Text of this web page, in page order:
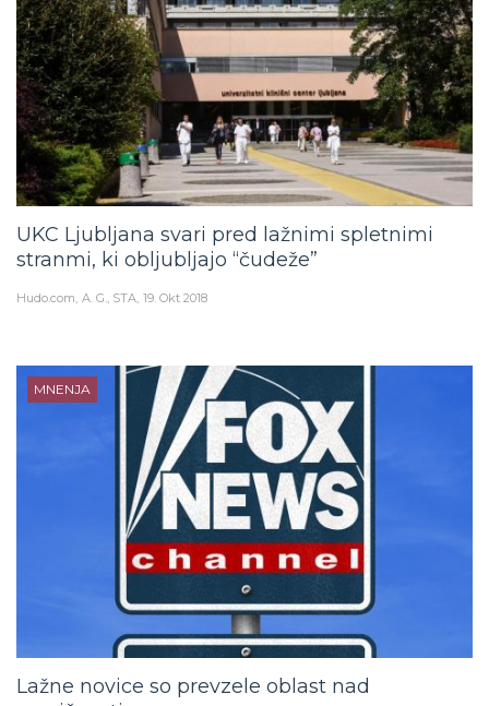
UKC Ljubljana svari pred lažnimi spletnimi
stranmi, ki obljubljajo “čudeže”
Hudo.com A. G., STA 19. Okt 2018
MNENJA
Lažne novice so prevzele oblast nad